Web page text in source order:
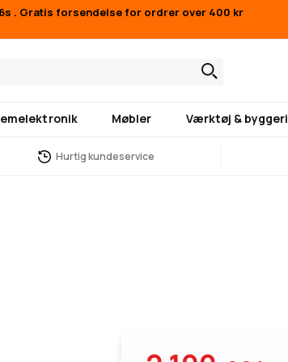
. Gratis forsendelse for ordrer over 400 kr
Møbler Værktøj & byggeri
Hurtig kundeservice